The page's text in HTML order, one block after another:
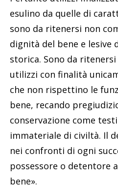
esulino da quelle di
sono da ritenersi non
dignità del bene e lesive
storica. Sono da
utilizzi con finalità
che non rispettino le
bene, recando
conservazione come
immateriale di civiltà. Il
nei confronti di ogni
possessore o detentore
bene».